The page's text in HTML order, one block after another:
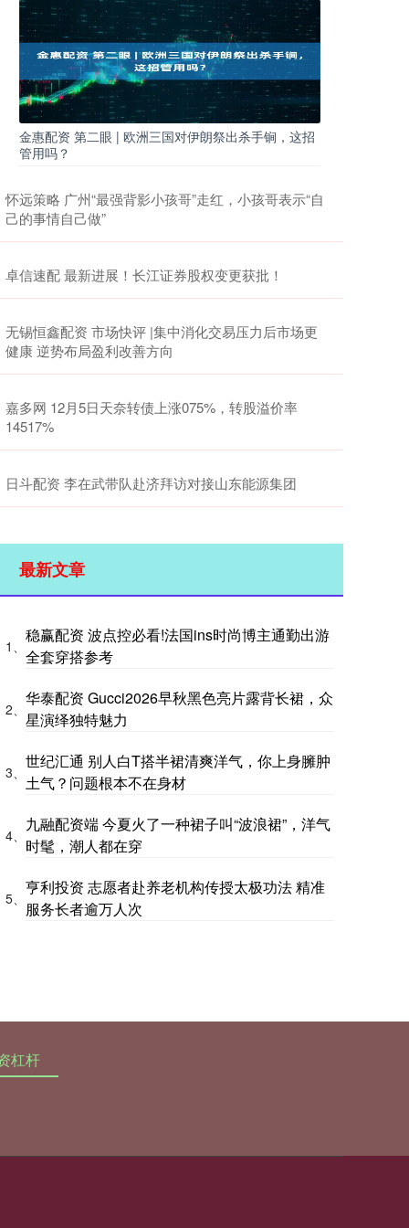
金惠配资 第二眼 | 欧洲三国对伊朗祭出杀手锏，这招
管用吗？
怀远策略 广州“最强背影小孩哥”走红，小孩哥表示“自
己的事情自己做”
卓信速配 最新进展！长江证券股权变更获批！
无锡恒鑫配资 市场快评 |集中消化交易压力后市场更
健康 逆势布局盈利改善方向
嘉多网 12月5日天奈转债上涨075%，转股溢价率
14517%
日斗配资 李在武带队赴济拜访对接山东能源集团
最新文章
1、
稳赢配资 波点控必看!法国ins时尚博主通勤出游
全套穿搭参考
2、
华泰配资 Gucci2026早秋黑色亮片露背长裙，众
星演绎独特魅力
3、
世纪汇通 别人白T搭半裙清爽洋气，你上身臃肿
土气？问题根本不在身材
4、
九融配资端 今夏火了一种裙子叫“波浪裙”，洋气
时髦，潮人都在穿
5、
亨利投资 志愿者赴养老机构传授太极功法 精准
服务长者逾万人次
杠杆